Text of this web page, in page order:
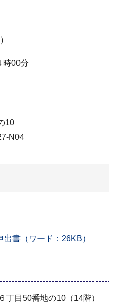
時00分
10
N04
書（ワード：26KB）
目50番地の10（14階）